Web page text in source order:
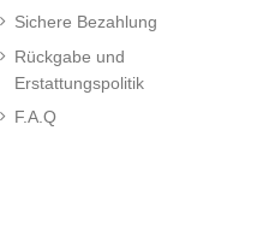
Sichere Bezahlung
Rückgabe und
Erstattungspolitik
F.A.Q